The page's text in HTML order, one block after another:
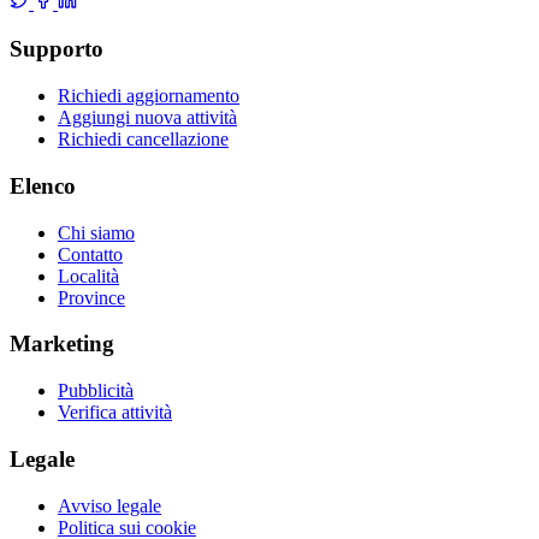
Supporto
Richiedi aggiornamento
Aggiungi nuova attività
Richiedi cancellazione
Elenco
Chi siamo
Contatto
Località
Province
Marketing
Pubblicità
Verifica attività
Legale
Avviso legale
Politica sui cookie